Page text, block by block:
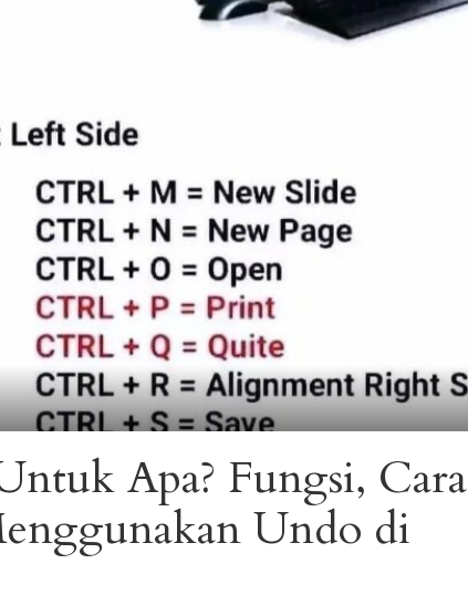
Apa? Fungsi, Cara
Undo di